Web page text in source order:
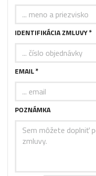
IDENTIFIKÁCIA ZMLUVY *
EMAIL *
POZNÁMKA